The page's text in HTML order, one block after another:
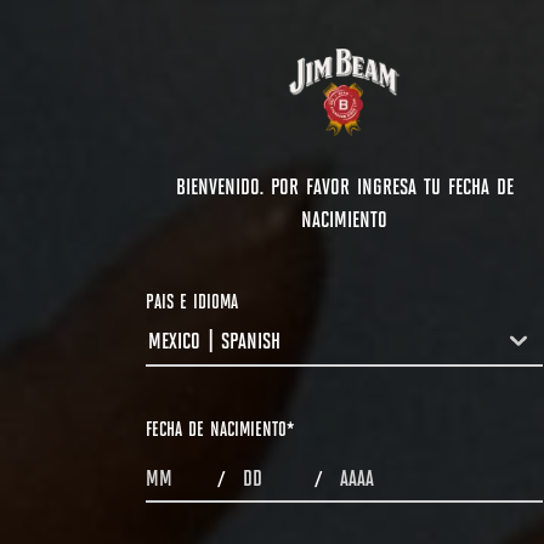
BIENVENIDO. POR FAVOR INGRESA TU FECHA DE
NACIMIENTO
PAIS E IDIOMA
COUNTRYDROPDOWN
MEXICO | SPANISH
FECHA DE NACIMIENTO*
MONTHS
/ DAYS / YEAR